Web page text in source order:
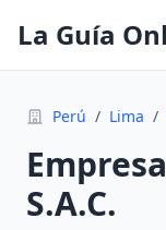
La Guía
Perú / Lima /
S.A.C.